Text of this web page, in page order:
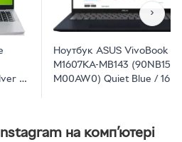
/
Ноутбук ASUS VivoBook 16
M1607KA-MB143
M00AW0) Quiet Blue / 16"
по USB
›
на комп’ютері